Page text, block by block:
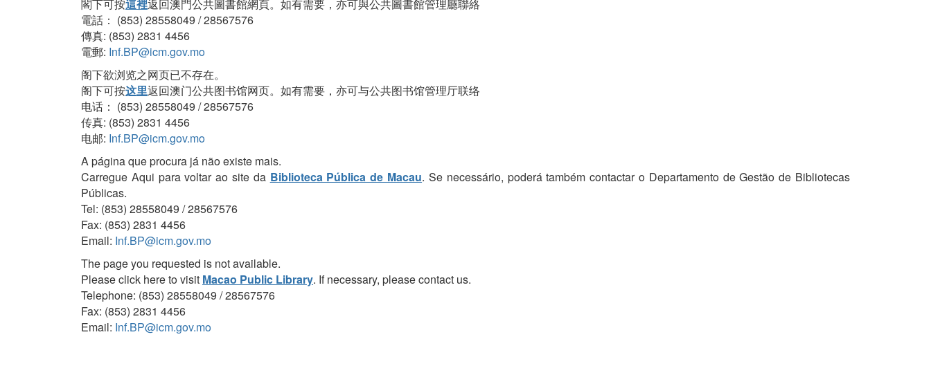
閣下可按這裡返回澳門公共圖書館網頁。如有需要，亦可與公共圖書館管理廳聯絡
電話： (853) 28558049 / 28567576
傳真: (853) 2831 4456
電郵: Inf.BP@icm.gov.mo
阁下欲浏览之网页已不存在。
阁下可按这里返回澳门公共图书馆网页。如有需要，亦可与公共图书馆管理厅联络
电话： (853) 28558049 / 28567576
传真: (853) 2831 4456
电邮: Inf.BP@icm.gov.mo
A página que procura já não existe mais.
Carregue Aqui para voltar ao site da Biblioteca Pública de Macau. Se necessário, poderá também contactar o Departamento de Gestão de Bibliotecas
Públicas.
Tel: (853) 28558049 / 28567576
Fax: (853) 2831 4456
Email: Inf.BP@icm.gov.mo
The page you requested is not available.
Please click here to visit Macao Public Library. If necessary, please contact us.
Telephone: (853) 28558049 / 28567576
Fax: (853) 2831 4456
Email: Inf.BP@icm.gov.mo